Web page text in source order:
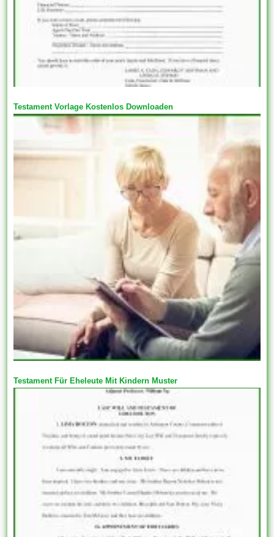
Testament Vorlage Kostenlos Downloaden
Testament Für Eheleute Mit Kindern Muster